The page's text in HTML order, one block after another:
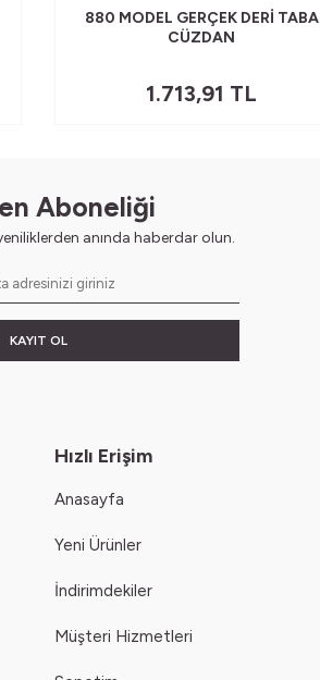
880 MODEL GERÇEK DERI TABA
CÜZDAN
1.713,91 TL
Aboneliği
anında haberdar olun.
KAYIT OL
Hızlı Erişim
Anasayfa
Yeni Ürünler
İndirimdekiler
Müşteri Hizmetleri